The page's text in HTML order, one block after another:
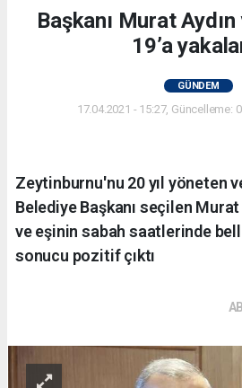
Başkanı Murat
19’a
GÜNDEM
17.04.2021 - 15:27, Güncelleme:
Zeytinburnu'nu 20 yıl yöneten
Belediye Başkanı seçilen Murat
ve eşinin sabah saatlerinde
sonucu pozitif çıktı